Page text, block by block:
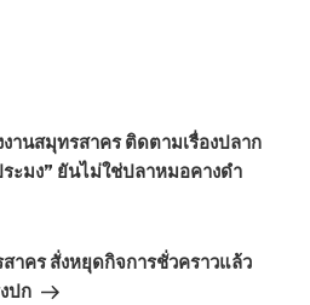
านสมุทรสาคร ติดตามเรื่องปลาก
ะมง” ยันไม่ใช่ปลาหมอคางดำ
าคร สั่งหยุดกิจการชั่วคราวแล้ว
ปก